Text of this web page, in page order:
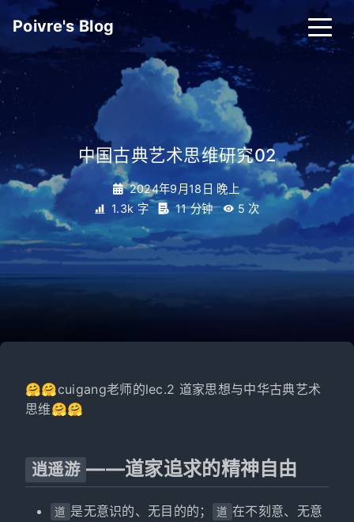
Poivre's Blog
中国古典艺术思维研究02
2024年9月18日 晚上
1.3k 字
11 分钟 5 次
🤗🤗cuigang老师的lec.2 道家思想与中华古典艺术
思维🤗🤗
逍遥游 ——道家追求的精神自由
道 是无意识的、无目的的； 道 在不刻意、无意